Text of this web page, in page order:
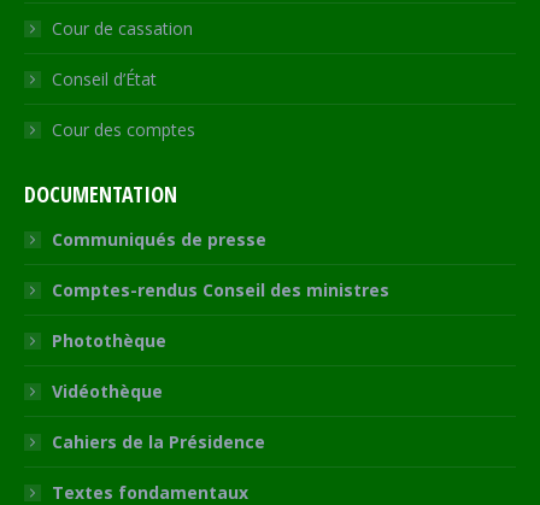
Cour de cassation
Conseil d’État
Cour des comptes
DOCUMENTATION
Communiqués de presse
Comptes-rendus Conseil des ministres
Photothèque
Vidéothèque
Cahiers de la Présidence
Textes fondamentaux